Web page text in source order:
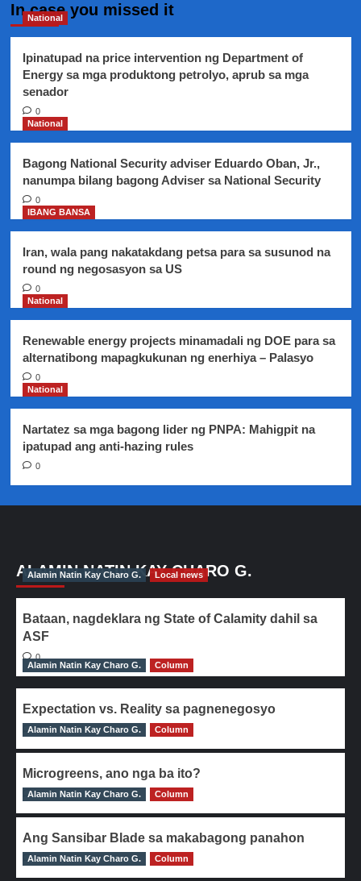
Comelec,
sa
isinusulong
2019
In case you missed it
National
Ipinatupad na price intervention ng Department of
Energy sa mga produktong petrolyo, aprub sa mga
senador
0
National
Bagong National Security adviser Eduardo Oban, Jr.,
nanumpa bilang bagong Adviser sa National Security
0
IBANG BANSA
Iran, wala pang nakatakdang petsa para sa susunod na
round ng negosasyon sa US
0
National
Renewable energy projects minamadali ng DOE para sa
alternatibong mapagkukunan ng enerhiya – Palasyo
0
National
Nartatez sa mga bagong lider ng PNPA: Mahigpit na
ipatupad ang anti-hazing rules
0
ALAMIN NATIN KAY CHARO G.
Alamin Natin Kay Charo G. Local news
Bataan, nagdeklara ng State of Calamity dahil sa
ASF
0
Alamin Natin Kay Charo G.
Column
Expectation vs. Reality sa pagnenegosyo
0
Alamin Natin Kay Charo G. Column
Microgreens, ano nga ba ito?
0
Alamin Natin Kay Charo G. Column
Ang Sansibar Blade sa makabagong panahon
0
Alamin Natin Kay Charo G. Column